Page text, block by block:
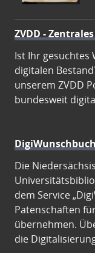
ZVDD -
Ist Ihr gesuchtes
digitalen
unserem ZVDD
bundesweit
DigiWunschbuch
Die
dem Service
Patenschaften
übernehmen.
die